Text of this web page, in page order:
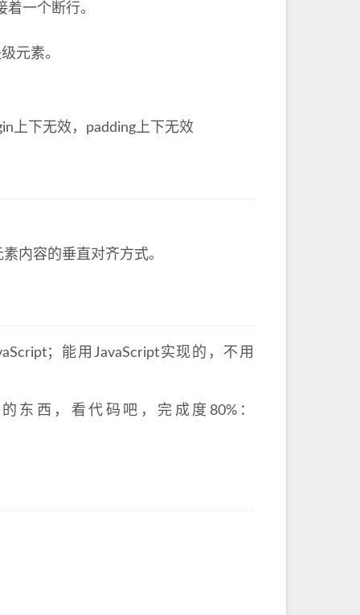
一个断行。
元素。
上下无效，padding上下无效
内容的垂直对齐方式。
；能用JavaScript实现的，不用
东西，看代码吧，完成度80%：